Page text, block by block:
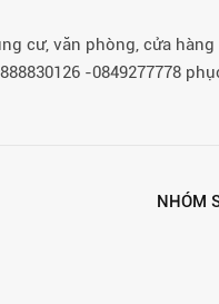
cư, văn phòng, cửa
-0849277778
NHÓM